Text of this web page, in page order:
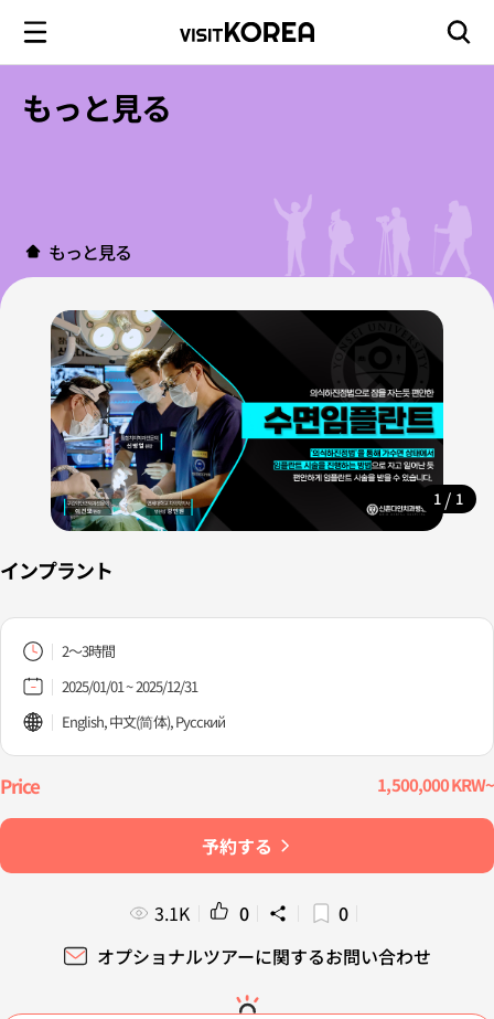
もっと見る
もっと見る
1 / 1
インプラント
1,500,000 KRW~
2～3時間
2025/01/01 ~ 2025/12/31
English, 中文(简体), Русский
予約する
3.1K 0
0
オプショナルツアーに関するお問い合わせ